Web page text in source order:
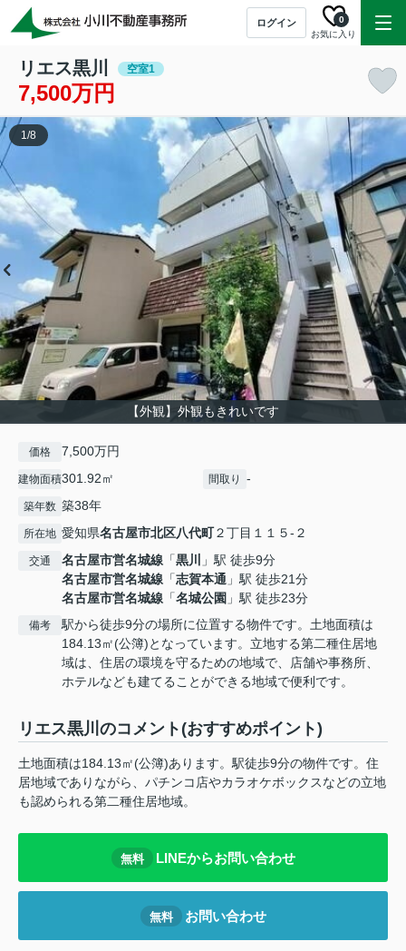
ログイン
お気に入り
0
リエス黒川 空室1
7,500万円
【外観】外観もきれいです
1/8
価格 7,500万円
建物面積301.92㎡ 間取り -
築年数 築38年
所在地 愛知県名古屋市北区八代町２丁目１１５-２
交通 名古屋市営名城線 「黒川
」駅 徒歩9分
名古屋市営名城線 「志賀本通 」駅 徒歩21分
名古屋市営名城線 「名城公園 」駅 徒歩23分
備考
駅から徒歩9分の場所に位置する物件です。土地面積は
184.13㎡(公簿)となっています。立地する第二種住居地
域は、住居の環境を守るための地域で、店舗や事務所、
ホテルなども建てることができる地域で便利です。
リエス黒川のコメント(おすすめポイント)
土地面積は184.13㎡(公簿)あります。駅徒歩9分の物件です。住
居地域でありながら、パチンコ店やカラオケボックスなどの立地
も認められる第二種住居地域。
無料 LINEからお問い合わせ
無料 お問い合わせ